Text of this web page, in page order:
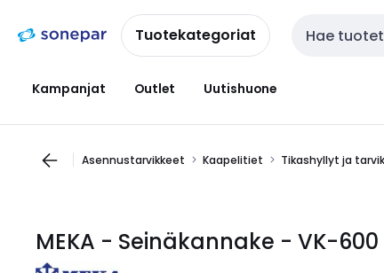
navigointiinsisältöönTuotekategoriat Haku
Kampanjat Outlet Uutishuone
Asennustarvikkeet Kaapelitiet Tikashyllyt ja
MEKA - Seinäkannake - VK-600